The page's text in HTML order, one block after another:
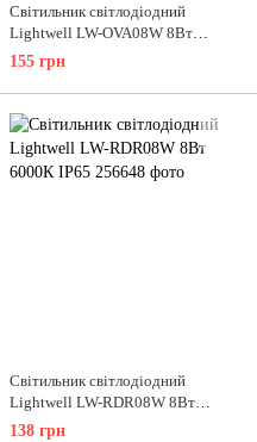
Світильник світлодіодний
Lightwell LW-OVA08W 8Вт
6000К IP65
155 грн
Світильник світлодіодний
Lightwell LW-RDR08W 8Вт
6000К IP65
138 грн